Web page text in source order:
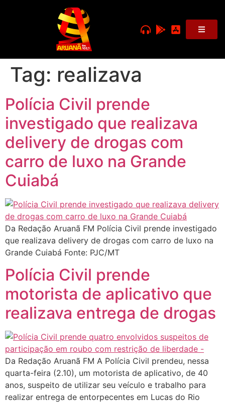
Tag: realizava
Polícia Civil prende
investigado que realizava
delivery de drogas com
carro de luxo na Grande
Cuiabá
Da Redação Aruanã FM Polícia Civil prende investigado
que realizava delivery de drogas com carro de luxo na
Grande Cuiabá Fonte: PJC/MT
Polícia Civil prende
motorista de aplicativo que
realizava entrega de drogas
Da Redação Aruanã FM A Polícia Civil prendeu, nessa
quarta-feira (2.10), um motorista de aplicativo, de 40
anos, suspeito de utilizar seu veículo e trabalho para
realizar entrega de entorpecentes em Lucas do Rio